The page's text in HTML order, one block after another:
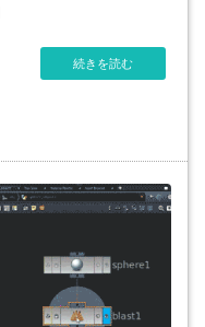
続きを読む